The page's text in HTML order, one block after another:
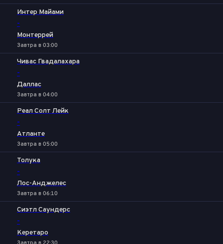
Интер Майами
-
Монтеррей
Завтра в 03:00
Чивас Гвадалахара
-
Даллас
Завтра в 04:00
Реал Солт Лейк
-
Атланте
Завтра в 05:00
Толука
-
Лос-Анджелес
Завтра в 06:10
Сиэтл Саундерс
-
Керетаро